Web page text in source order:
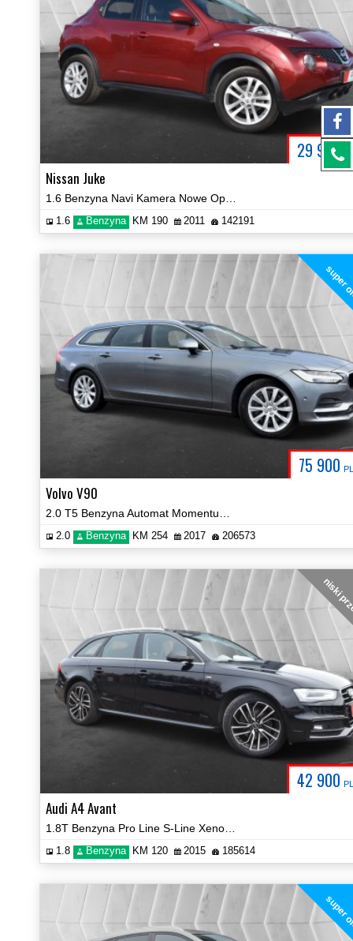
29 900
Nissan Juke
1.6 Benzyna KM 190 2011 142191
75 900
Volvo V90
2.0 Benzyna KM 254 2017 206573
42 900
niski
Audi A4 Avant
1.8 Benzyna KM 120 2015 185614